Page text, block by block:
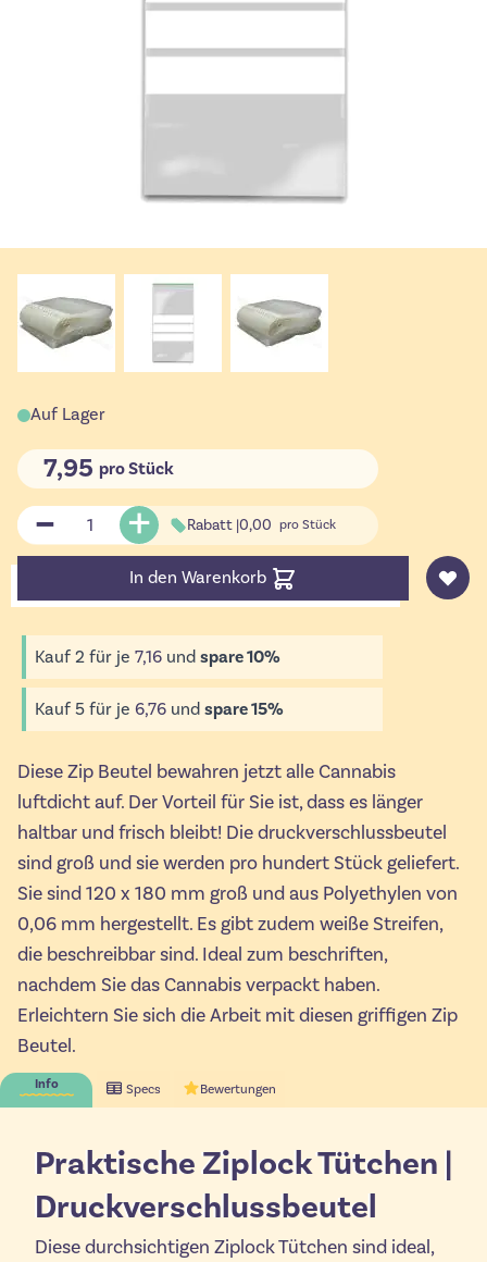
Auf Lager
7,95 pro Stück
Menge Rabatt |0,00 pro Stück
In den Warenkorb
Kauf 2 für je 7,16 und spare10%
Kauf 5 für je 6,76 und spare15%
Diese Zip Beutel bewahren jetzt alle Cannabis
luftdicht auf. Der Vorteil für Sie ist, dass es länger
haltbar und frisch bleibt! Die druckverschlussbeutel
sind groß und sie werden pro hundert Stück geliefert.
Sie sind 120 x 180 mm groß und aus Polyethylen von
0,06 mm hergestellt. Es gibt zudem weiße Streifen,
die beschreibbar sind. Ideal zum beschriften,
nachdem Sie das Cannabis verpackt haben.
Erleichtern Sie sich die Arbeit mit diesen griffigen Zip
Beutel.
Info Specs Bewertungen
Praktische Ziplock Tütchen |
Druckverschlussbeutel
Diese durchsichtigen Ziplock Tütchen sind ideal,